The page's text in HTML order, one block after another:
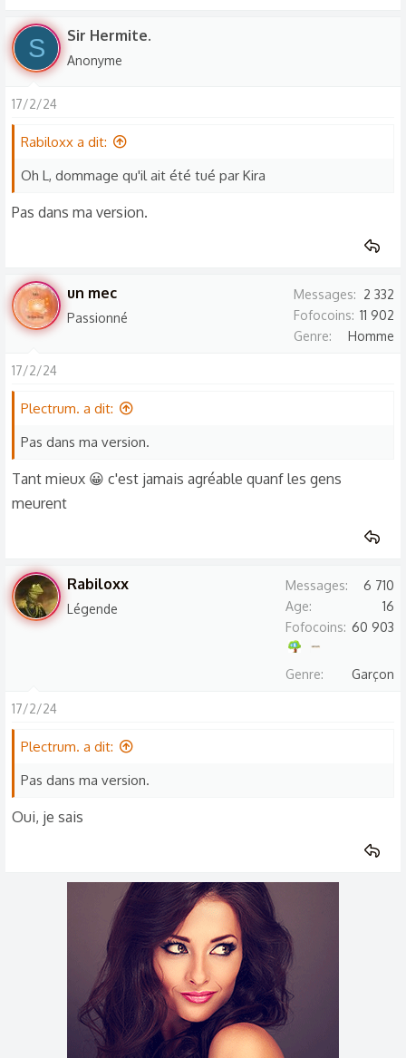
S Sir Hermite.
Anonyme
17/2/24
Rabiloxx a dit:
Oh L, dommage qu'il ait été tué par Kira
Pas dans ma version.
un mec
Passionné
Messages
2 332
Fofocoins 11 902
Genre
Homme
17/2/24
Plectrum. a dit:
Pas dans ma version.
Tant mieux 😀 c'est jamais agréable quanf les gens
meurent
Rabiloxx
Légende
Messages
6 710
Age
16
Fofocoins 60 903
Genre Garçon
17/2/24
Plectrum. a dit:
Pas dans ma version.
Oui, je sais